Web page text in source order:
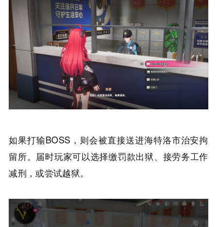
如果打输BOSS，则会被直接送进海特洛市治安拘
留所。届时玩家可以选择缴罚款出狱、接劳务工作
减刑，或尝试越狱。